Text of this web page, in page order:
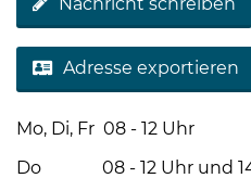
Adresse exportieren
Mo, Di, Fr 08 - 12 Uhr
Do 08 - 12 Uhr und 14